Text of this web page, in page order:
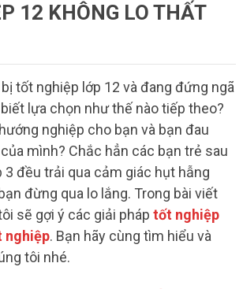
12 KHÔNG LO THẤT
tốt nghiệp lớp 12 và đang đứng ngã
lựa chọn như thế nào tiếp theo?
nghiệp cho bạn và bạn đau
mình? Chắc hẳn các bạn trẻ sau
3 đều trải qua cảm giác hụt hẫng
đừng qua lo lắng. Trong bài viết
sẽ gợi ý các giải pháp tốt nghiệp
nghiệp. Bạn hãy cùng tìm hiểu và
tôi nhé.